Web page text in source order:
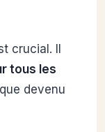
crucial. Il
tous les
devenu